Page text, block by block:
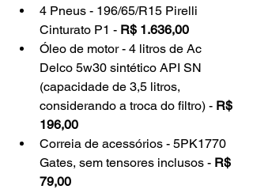
4 Pneus - 196/65/R15 Pirelli
Cinturato P1 - R$ 1.636,00
Óleo de motor - 4 litros de Ac
Delco 5w30 sintético API SN
(capacidade de 3,5 litros,
considerando a troca do filtro) - R$
196,00
Correia de acessórios - 5PK1770
Gates, sem tensores inclusos - R$
79,00